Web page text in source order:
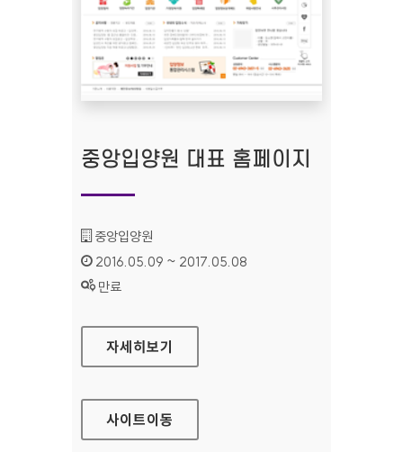
중앙입양원 대표 홈페이지
기관명 :
중앙입양원
인증기간 :
2016.05.09 ~ 2017.05.08
상태 :
만료
중앙입양원 대표 홈페이지
자세히보기
사이트이동